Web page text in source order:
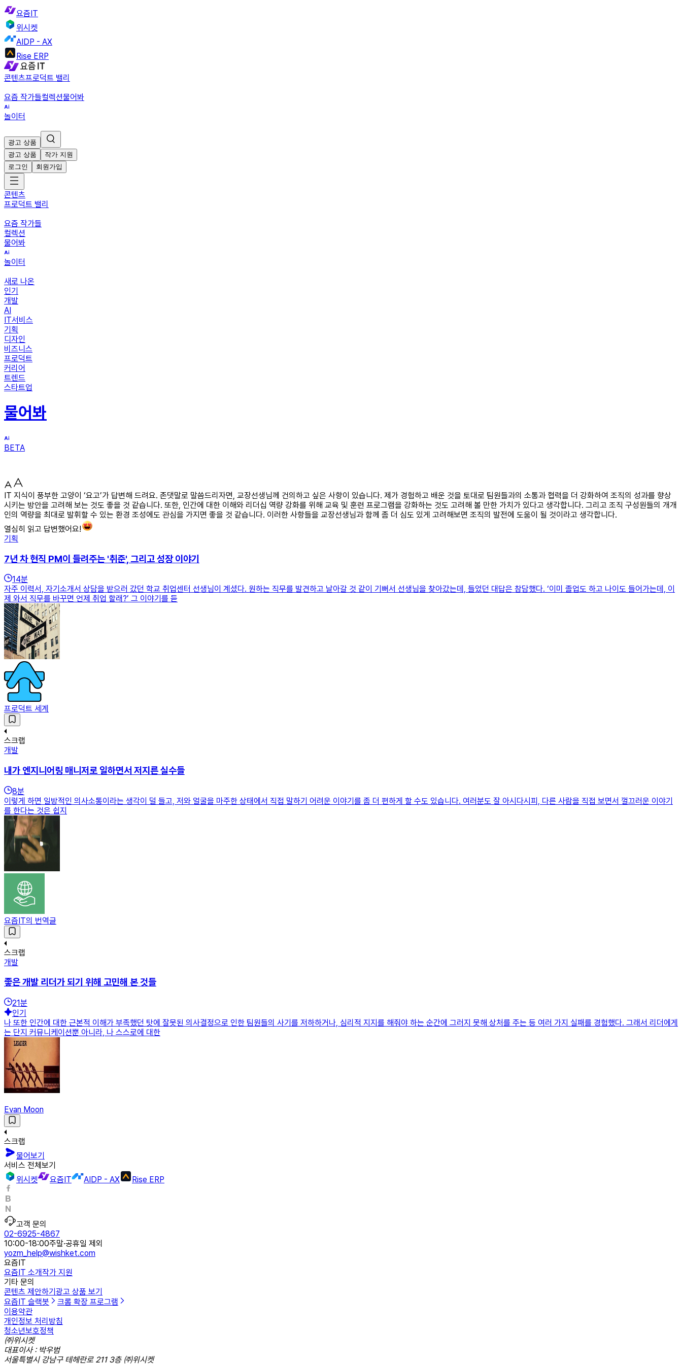
요즘IT
위시켓
AIDP - AX
Rise ERP
콘텐츠프로덕트 밸리
요즘 작가들컬렉션물어봐
놀이터
광고 상품
광고 상품
작가 지원
로그인
회원가입
콘텐츠
프로덕트 밸리
요즘 작가들
컬렉션
물어봐
놀이터
새로 나온
인기
개발
AI
IT서비스
기획
디자인
비즈니스
프로덕트
커리어
트렌드
스타트업
물어봐
BETA
IT 지식이 풍부한 고양이 ‘요고’가 답변해 드려요. 존댓말로 말씀드리자면, 교장선생님께 건의하고 싶은 사항이 있습니다. 제가 경험하고 배운 것을 토대로 팀원들과의 소통과 협력을 더 강화하여 조직의 성과를 향상
시키는 방안을 고려해 보는 것도 좋을 것 같습니다. 또한, 인간에 대한 이해와 리더십 역량 강화를 위해 교육 및 훈련 프로그램을 강화하는 것도 고려해 볼 만한 가치가 있다고 생각합니다. 그리고 조직 구성원들의 개개
인의 역량을 최대로 발휘할 수 있는 환경 조성에도 관심을 가지면 좋을 것 같습니다. 이러한 사항들을 교장선생님과 함께 좀 더 심도 있게 고려해보면 조직의 발전에 도움이 될 것이라고 생각합니다.
열심히 읽고 답변했어요!
기획
7년 차 현직 PM이 들려주는 '취준', 그리고 성장 이야기
14분
자주 이력서, 자기소개서 상담을 받으러 갔던 학교 취업센터 선생님이 계셨다. 원하는 직무를 발견하고 날아갈 것 같이 기뻐서 선생님을 찾아갔는데, 들었던 대답은 참담했다. ‘이미 졸업도 하고 나이도 들어가는데, 이
제 와서 직무를 바꾸면 언제 취업 할래?’ 그 이야기를 듣
프로덕트 세계
스크랩
개발
내가 엔지니어링 매니저로 일하면서 저지른 실수들
8분
이렇게 하면 일방적인 의사소통이라는 생각이 덜 들고, 저와 얼굴을 마주한 상태에서 직접 말하기 어려운 이야기를 좀 더 편하게 할 수도 있습니다. 여러분도 잘 아시다시피, 다른 사람을 직접 보면서 껄끄러운 이야기
를 한다는 것은 쉽지
요즘IT의 번역글
스크랩
개발
좋은 개발 리더가 되기 위해 고민해 본 것들
21분
인기
나 또한 인간에 대한 근본적 이해가 부족했던 탓에 잘못된 의사결정으로 인한 팀원들의 사기를 저하하거나, 심리적 지지를 해줘야 하는 순간에 그러지 못해 상처를 주는 등 여러 가지 실패를 경험했다. 그래서 리더에게
는 단지 커뮤니케이션뿐 아니라, 나 스스로에 대한
Evan Moon
스크랩
물어보기
서비스 전체보기
위시켓
요즘IT AIDP - AX Rise ERP
고객 문의
02-6925-4867
10:00-18:00주말·공휴일 제외
yozm_help@wishket.com
요즘IT
요즘IT 소개작가 지원
기타 문의
콘텐츠 제안하기 광고 상품 보기
요즘IT 슬랙봇
크롬 확장 프로그램
이용약관
개인정보 처리방침
청소년보호정책
㈜위시켓
대표이사 : 박우범
서울특별시 강남구 테헤란로 211 3층 ㈜위시켓